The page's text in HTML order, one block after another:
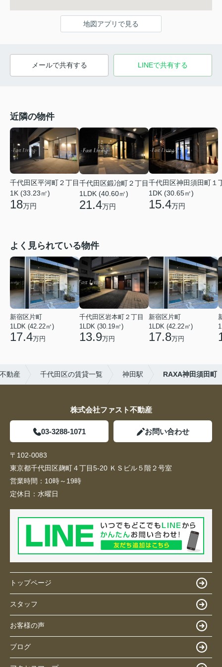
地図アプリで見る
メールで共有する LINEで共有する
近隣の物件
千代田区平河町２丁目
1K (33.23㎡)
18万円
千代田区鍛冶町２丁目
1LDK (40.60㎡)
21.4万円
千代田区神田須田町１
1DK (30.65㎡)
15.4万円
よく見られている物件
新宿区片町
1LDK (42.22㎡)
17.4万円
千代田区岩本町２丁目
1LDK (30.19㎡)
13.9万円
新宿区片町
1LDK (42.22㎡)
17.8万円
動産 千代田区の賃貸一覧 神田駅 RAXA神田須田町
株式会社ファスト不動産
03-3288-1071 お問い合わせ
〒102-0083
東京都千代田区麹町４丁目5-20 ＫＳビル５階２号室
営業時間： 10時～19時
定休日： 水曜日
トップページ
スタッフ
お客様の声
ブログ